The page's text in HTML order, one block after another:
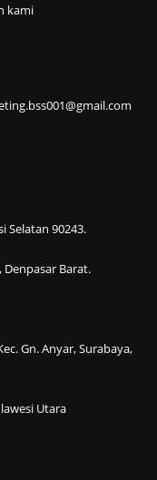
kami
Selatan 90243.
Denpasar Barat.
Gn. Anyar, Surabaya,
Utara